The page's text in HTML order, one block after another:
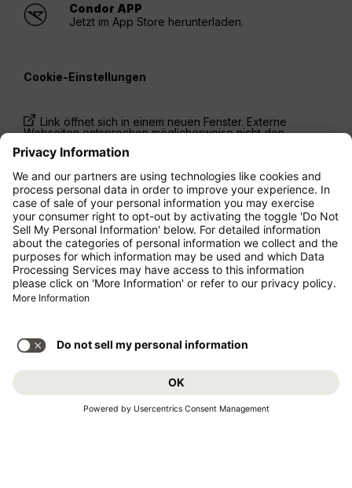
Condor APP
Jetzt im App Store herunterladen.
Cookie-Einstellungen
Link öffnet sich in einem neuen Fenster. Externe
Webseiten entsprechen möglicherweise nicht den
* Die Preise gelten pro Person und Strecke inkl.
Steuern und Gebühren bei gleichzeitiger Buchung
eines Hin- und Rückflugs. Sie waren innerhalb der
letzten 24 Stunden verfügbar und sind
möglicherweise nicht mehr aktuell. Bei den für die
Economy Classangegebenen Tarifen handelt es
sich i.d.R. um Economy Zero, unsere restriktivste
fürAufgabegepäckoder für andere optionale
Geschäftsbedingungen.